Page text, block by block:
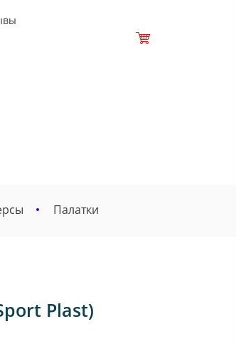
Палатки
Plast)